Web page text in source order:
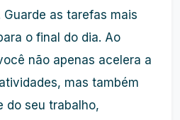
as tarefas mais
o final do dia. Ao
não apenas acelera a
mas também
do seu trabalho,